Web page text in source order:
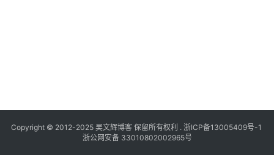
Copyright © 2012-2025 吴文辉博客保留所有权利 . 浙ICP备13005409号-1
浙公网安备 33010802002965号